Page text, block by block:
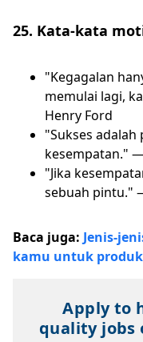
25. Kata-kata
"Kegagalan
memulai lagi,
Henry Ford
"Sukses
kesempatan."
"Jika
sebuah pintu."
Baca juga: Jenis-
kamu untuk
Apply to
quality jobs